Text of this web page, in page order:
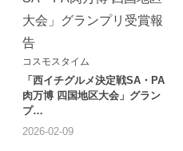
コスモスタイム
「西イチグルメ決定戦SA・PA
肉万博 四国地区大会」グラン
プ…
2026-02-09